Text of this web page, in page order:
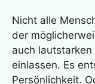
Nicht alle
der
auch
einlassen. Es
Persönlichkeit.